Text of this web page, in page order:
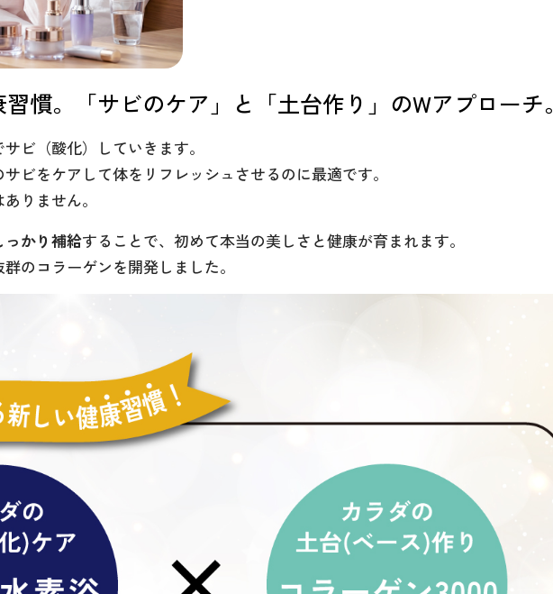
慣。「サビのケア」と「土台作り」のWアプローチ。
ビ（酸化）していきます。
ビをケアして体をリフレッシュさせるのに最適です。
りません。
かり補給することで、初めて本当の美しさと健康が育まれます。
のコラーゲンを開発しました。